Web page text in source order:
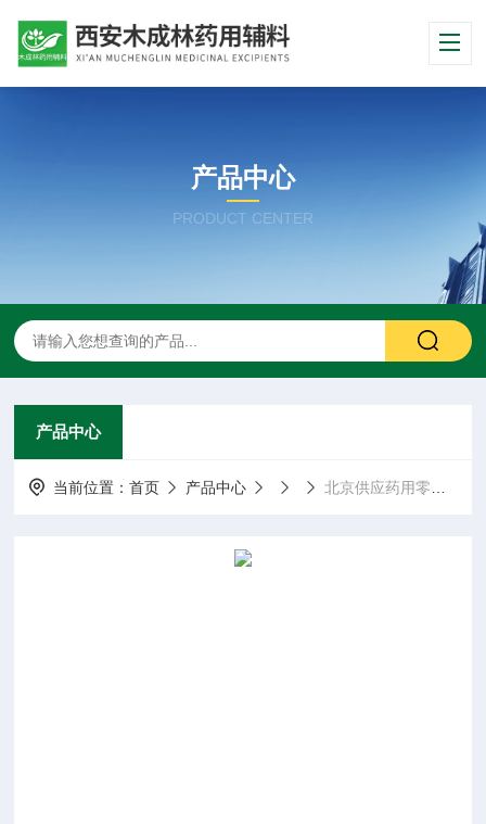
产品中心
PRODUCT CENTER
产品中心
当前位置：首页 产品中心 北京供应药用零售价